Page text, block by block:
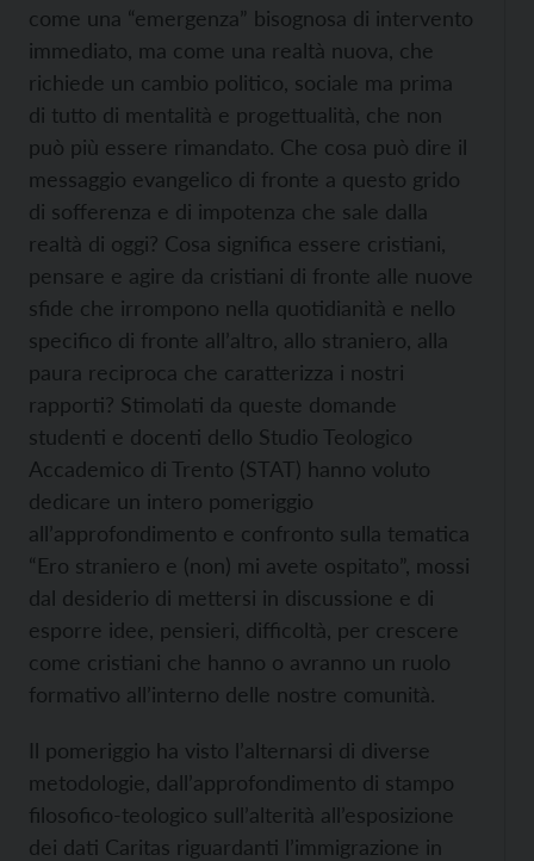
come una “emergenza” bisognosa di intervento
immediato, ma come una realtà nuova, che
richiede un cambio politico, sociale ma prima
di tutto di mentalità e progettualità, che non
può più essere rimandato. Che cosa può dire il
messaggio evangelico di fronte a questo grido
di sofferenza e di impotenza che sale dalla
realtà di oggi? Cosa significa essere cristiani,
pensare e agire da cristiani di fronte alle nuove
sfide che irrompono nella quotidianità e nello
specifico di fronte all’altro, allo straniero, alla
paura reciproca che caratterizza i nostri
rapporti? Stimolati da queste domande
studenti e docenti dello Studio Teologico
Accademico di Trento (STAT) hanno voluto
dedicare un intero pomeriggio
all’approfondimento e confronto sulla tematica
“Ero straniero e (non) mi avete ospitato”, mossi
dal desiderio di mettersi in discussione e di
esporre idee, pensieri, difficoltà, per crescere
come cristiani che hanno o avranno un ruolo
formativo all’interno delle nostre comunità.
Il pomeriggio ha visto l’alternarsi di diverse
metodologie, dall’approfondimento di stampo
filosofico-teologico sull’alterità all’esposizione
dei dati Caritas riguardanti l’immigrazione in